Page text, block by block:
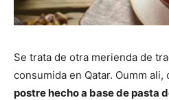
Se trata de otra merienda de
consumida en Qatar. Oumm ali,
postre hecho a base de pasta